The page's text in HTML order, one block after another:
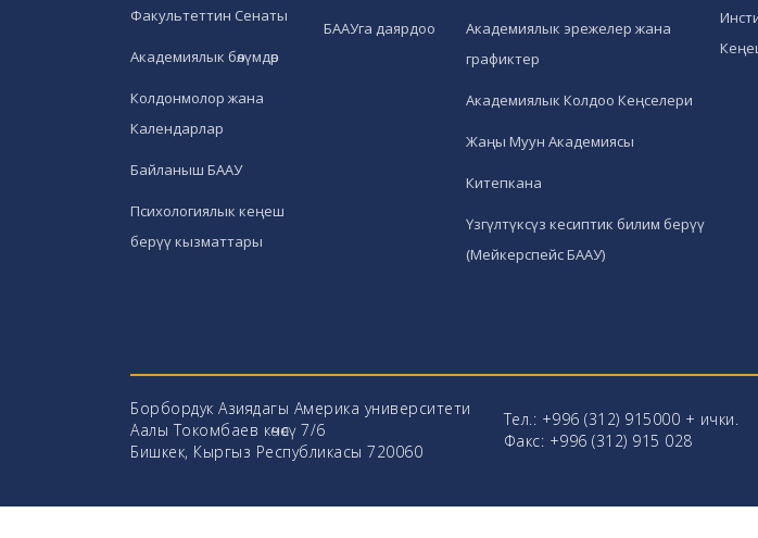
Факультеттин Сенаты
Академиялык бөлүмдөр
Колдонмолор жана
Календарлар
Байланыш БААУ
Психологиялык кеңеш
берүү кызматтары
БААУга даярдоо
Академиялык эрежелер жана
графиктер
Академиялык Колдоо Кеңселери
Жаңы Муун Академиясы
Китепкана
Үзгүлтүксүз кесиптик билим берүү
(Мейкерспейс БААУ)
Борбордук Азиядагы Америка университети
Аалы Токомбаев көчөсү 7/6
Бишкек, Кыргыз Республикасы 720060
Тел.: +996 (312) 915000 + ички.
Факс: +996 (312) 915 028